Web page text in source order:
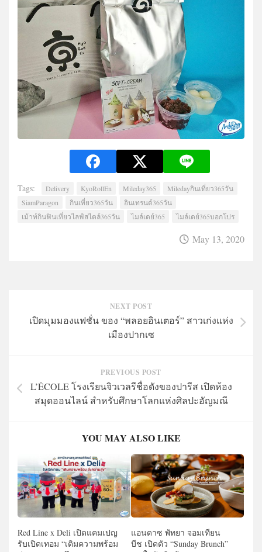
Tags: Delivery KyoRollEn Mileday365
Miledayกินเที่ยว365วัน
SiamParagon​
กินเที่ยว365วัน
อินเทรนด์365วัน
เม้าท์กินฟินเที่ยวไลฟ์สไตล์365วัน
ไมล์เดย์365 ไมล์เดย์365บอกโปร
May 13, 2020
NEXT POST
เปิดมุมมองแฟชั่น ของ “พลอยอินเตอร์” สาวเก่งแห่ง
เมืองปากเซ
PREVIOUS POST
L’ÉCOLE โรงเรียนจิวเวลรีชื่อดังของปารีส เปิดห้อง
สมุดออนไลน์ สำหรับศึกษาโลกแห่งศิลปะอัญมณี
YOU MAY ALSO LIKE
Red Line x Deli เปิดแคมเปญ
รับเปิดเทอม “เติมความพร้อม
แอนดาซ พัทยา จอมเทียน
บีช เปิดตัว “Sunday Brunch”